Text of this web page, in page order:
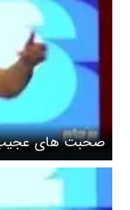
صحبت های عجیب